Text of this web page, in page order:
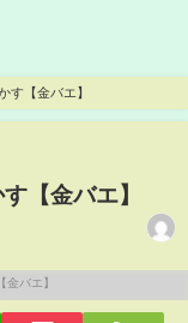
す【金バエ】
【金バエ】